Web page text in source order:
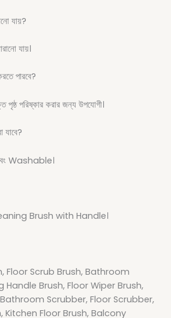
যায়?
যায়।
পারবে?
পরিষ্কার করার জন্য উপযোগী।
যাবে?
Washable।
Brush with Handle।
Floor Scrub Brush, Bathroom
Handle Brush, Floor Wiper Brush,
Scrubber, Floor Scrubber,
Kitchen Floor Brush, Balcony